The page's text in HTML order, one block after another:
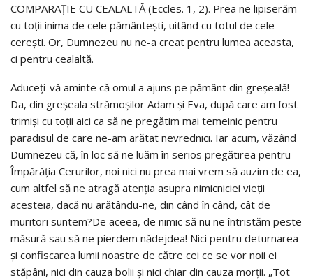
COMPARAȚIE CU CEALALTĂ (Eccles. 1, 2). Prea ne lipiserăm
cu toții inima de cele pământești, uitând cu totul de cele
cerești. Or, Dumnezeu nu ne-a creat pentru lumea aceasta,
ci pentru cealaltă.
Aduceți-vă aminte că omul a ajuns pe pământ din greșeală!
Da, din greșeala strămoșilor Adam și Eva, după care am fost
trimiși cu toții aici ca să ne pregătim mai temeinic pentru
paradisul de care ne-am arătat nevrednici. Iar acum, văzând
Dumnezeu că, în loc să ne luăm în serios pregătirea pentru
Împărăția Cerurilor, noi nici nu prea mai vrem să auzim de ea,
cum altfel să ne atragă atenția asupra nimicniciei vieții
acesteia, dacă nu arătându-ne, din când în când, cât de
muritori suntem?De aceea, de nimic să nu ne întristăm peste
măsură sau să ne pierdem nădejdea! Nici pentru deturnarea
și confiscarea lumii noastre de către cei ce se vor noii ei
stăpâni, nici din cauza bolii și nici chiar din cauza morții. „Tot